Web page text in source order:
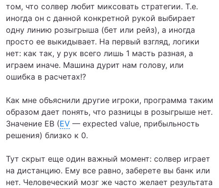
том, что солвер любит миксовать стратегии. Т.е.
иногда он с данной конкретной рукой выбирает
одну линию розыгрыша (бет или рейз), а иногда
просто ее выкидывает. На первый взгляд, логики
нет: как так, у рук всего лишь 1 масть разная, а
играем иначе. Машина дурит нам голову, или
ошибка в расчетах!?
Как мне объяснили другие игроки, программа таким
образом дает понять, что разницы в розыгрыше нет.
Значение ЕВ (EV — expected value, прибыльность
решения) близко к 0.
Тут скрыт еще один важный момент: солвер играет
на дистанцию. Ему все равно, заберете вы банк или
нет. Человеческий мозг же часто желает результата